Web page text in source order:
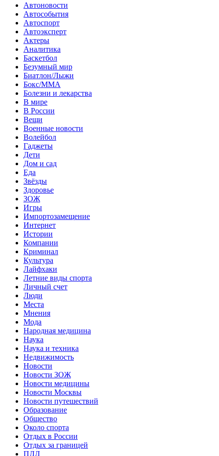
Автоновости
Автособытия
Автоспорт
Автоэксперт
Актеры
Аналитика
Баскетбол
Безумный мир
Биатлон/Лыжи
Бокс/MMA
Болезни и лекарства
В мире
В России
Вещи
Военные новости
Волейбол
Гаджеты
Дети
Дом и сад
Еда
Звёзды
Здоровье
ЗОЖ
Игры
Импортозамещение
Интернет
Истории
Компании
Криминал
Культура
Лайфхаки
Летние виды спорта
Личный счет
Люди
Места
Мнения
Мода
Народная медицина
Наука
Наука и техника
Недвижимость
Новости
Новости ЗОЖ
Новости медицины
Новости Москвы
Новости путешествий
Образование
Общество
Около спорта
Отдых в России
Отдых за границей
ПДД